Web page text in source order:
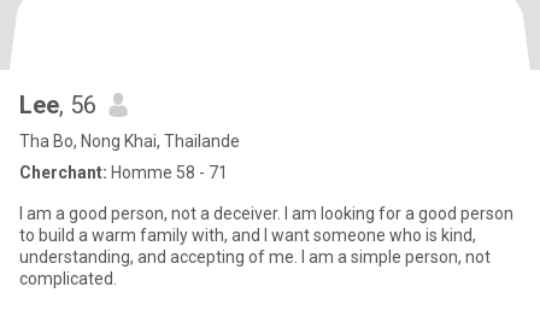
Lee, 56
Tha Bo, Nong Khai, Thailande
Cherchant: Homme 58 - 71
I am a good person, not a deceiver. I am looking for a good person
to build a warm family with, and I want someone who is kind,
understanding, and accepting of me. I am a simple person, not
complicated.